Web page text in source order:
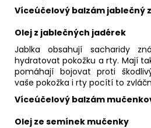
Víceúčelový balzám jablečný
Olej z jablečných jadérek
Jablka obsahují sacharidy
hydratovat pokožku a rty. Mají
pomáhají bojovat proti
vaše pokožka i rty pocítí to
Víceúčelový balzám
Olej ze semínek mučenky